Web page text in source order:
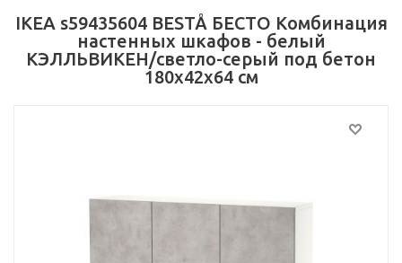
IKEA s59435604 BESTÅ БЕСТО Комбинация
настенных шкафов - белый
КЭЛЛЬВИКЕН/светло-серый под бетон
180x42x64 см